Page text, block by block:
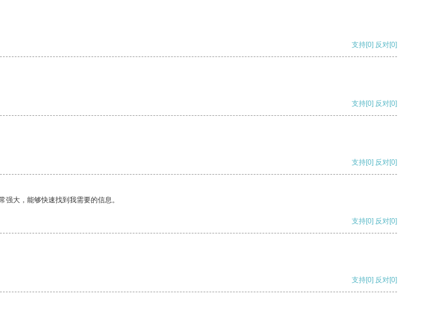
支持[0] 反对[0]
支持[0] 反对[0]
支持[0] 反对[0]
大，能够快速找到我需要的信息。
支持[0] 反对[0]
支持[0] 反对[0]